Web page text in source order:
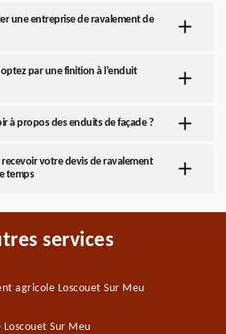
une entreprise de ravalement de
par une finition à l’enduit
à propos des enduits de façade ?
recevoir votre devis de ravalement
temps
services
agricole Loscouet Sur Meu
Sur Meu